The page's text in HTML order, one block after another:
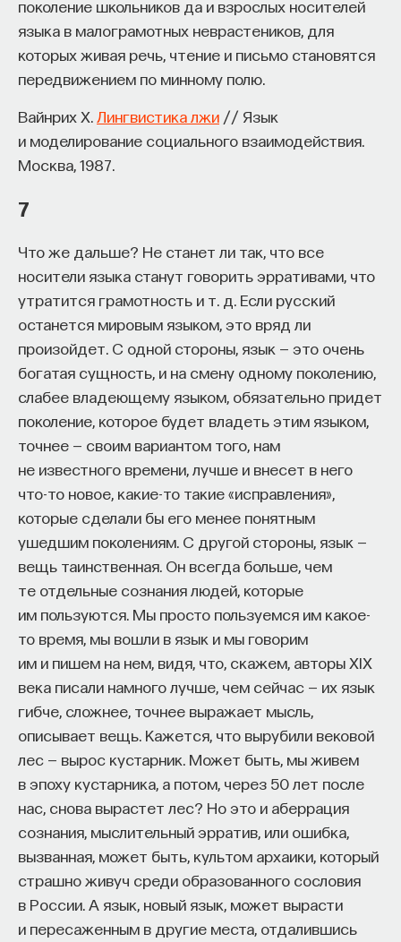
поколение школьников да и взрослых носителей
языка в малограмотных неврастеников, для
которых живая речь, чтение и письмо становятся
передвижением по минному полю.
Вайнрих Х. Лингвистика лжи // Язык
и моделирование социального взаимодействия.
Москва, 1987.
7
Что же дальше? Не станет ли так, что все
носители языка станут говорить эрративами, что
утратится грамотность и т. д. Если русский
останется мировым языком, это вряд ли
произойдет. С одной стороны, язык — это очень
богатая сущность, и на смену одному поколению,
слабее владеющему языком, обязательно придет
поколение, которое будет владеть этим языком,
точнее — своим вариантом того, нам
не известного времени, лучше и внесет в него
что-то новое, какие-то такие «исправления»,
которые сделали бы его менее понятным
ушедшим поколениям. С другой стороны, язык —
вещь таинственная. Он всегда больше, чем
те отдельные сознания людей, которые
им пользуются. Мы просто пользуемся им какое-
то время, мы вошли в язык и мы говорим
им и пишем на нем, видя, что, скажем, авторы XIX
века писали намного лучше, чем сейчас — их язык
гибче, сложнее, точнее выражает мысль,
описывает вещь. Кажется, что вырубили вековой
лес — вырос кустарник. Может быть, мы живем
в эпоху кустарника, а потом, через 50 лет после
нас, снова вырастет лес? Но это и аберрация
сознания, мыслительный эрратив, или ошибка,
вызванная, может быть, культом архаики, который
страшно живуч среди образованного сословия
в России. А язык, новый язык, может вырасти
и пересаженным в другие места, отдалившись